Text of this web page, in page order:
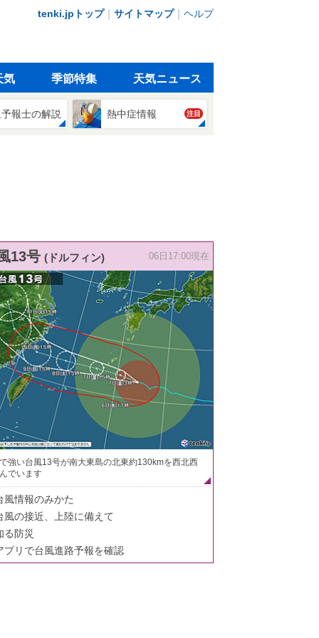
tenki.jpトップ｜ サイトマップ｜ ヘルプ
気 季節特集 天気ニュース
報士の解説 熱中症情報 注目
13号 (ドルフィン) 06日17:00現在
強い台風13号が南大東島の北東約130kmを西北西
でいます
風情報のみかた
風の接近、上陸に備えて
る防災
プリで台風進路予報を確認